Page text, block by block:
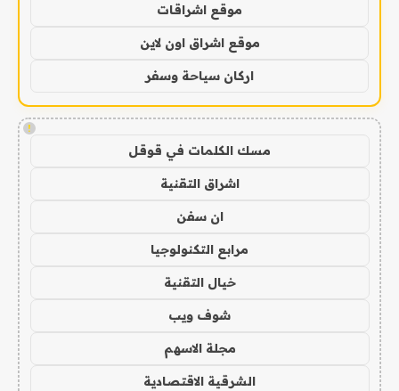
موقع اشراقات
موقع اشراق اون لاين
اركان سياحة وسفر
!
مسك الكلمات في قوقل
اشراق التقنية
ان سفن
مرابع التكنولوجيا
خيال التقنية
شوف ويب
مجلة الاسهم
الشرقية الاقتصادية